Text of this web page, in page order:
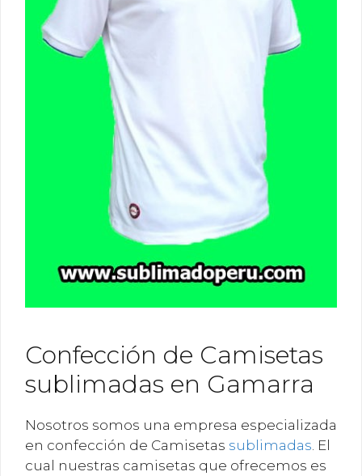
Confección de Camisetas
sublimadas en Gamarra
Nosotros somos una empresa especializada
en confección de Camisetas sublimadas . El
cual nuestras camisetas que ofrecemos es